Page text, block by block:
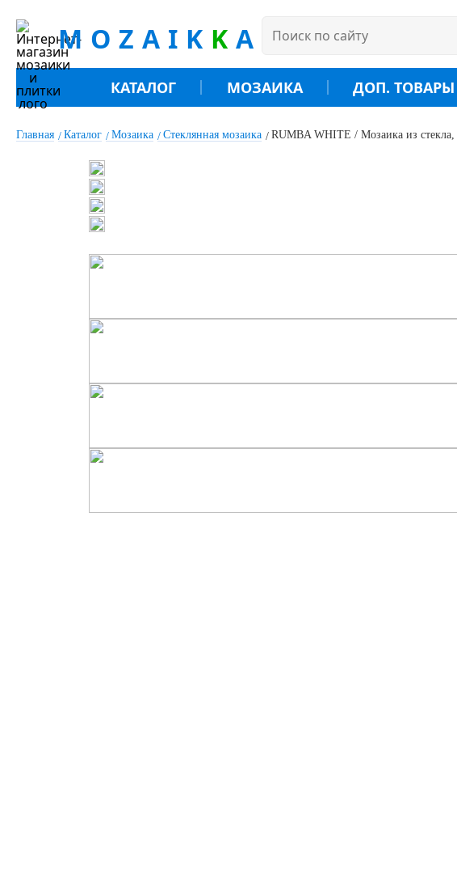
MOZAIK K A
КАТАЛОГ МОЗАИКА ДОП. ТОВАРЫ
Главная Каталог Мозаика Стеклянная мозаика RUMBA WHITE / Мозаика из